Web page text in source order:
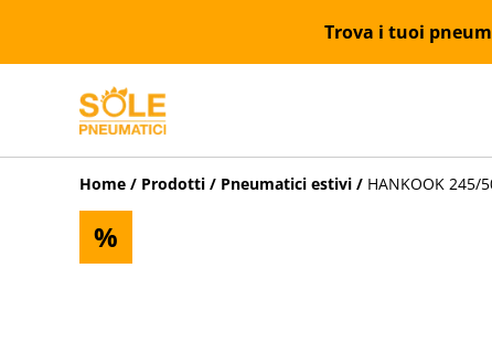
Trova i tuoi
Home / Prodotti / Pneumatici estivi / HANKOOK 245/
%